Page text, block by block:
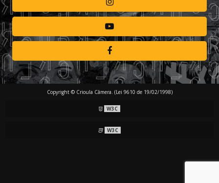
Copyright © Crioula Câmera. (Lei 9610 de 19/02/1998)
W3C
W3C